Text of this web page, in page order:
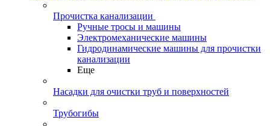
Прочистка канализации
Ручные тросы и машины
Электромеханические машины
Гидродинамические машины для прочистки
канализации
Еще
Насадки для очистки труб и поверхностей
Трубогибы